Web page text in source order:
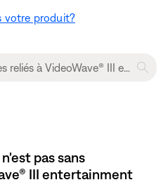
votre produit?
pas sans
III entertainment